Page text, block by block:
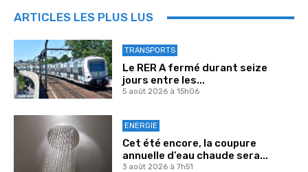
ARTICLES LES PLUS LUS
TRANSPORTS
Le RER A fermé durant seize
jours entre les...
5 août 2026 à 15h06
ENERGIE
Cet été encore, la coupure
annuelle d’eau chaude sera...
3 août 2026 à 7h51